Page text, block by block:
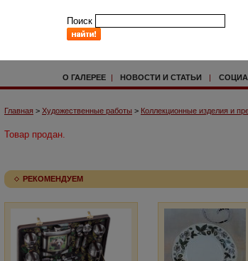
Поиск
О ГАЛЕРЕЕ | НОВОСТИ И СТАТЬИ |
Главная > Художественные работы > Коллекционные изделия и
Товар продан.
РЕКОМЕНДУЕМ